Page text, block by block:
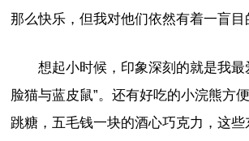
那么快乐，但我对他们依然有着一盲目
想起小时候，印象深刻的就是我最
脸猫与蓝皮鼠”。还有好吃的小浣熊方
跳糖，五毛钱一块的酒心巧克力，这些